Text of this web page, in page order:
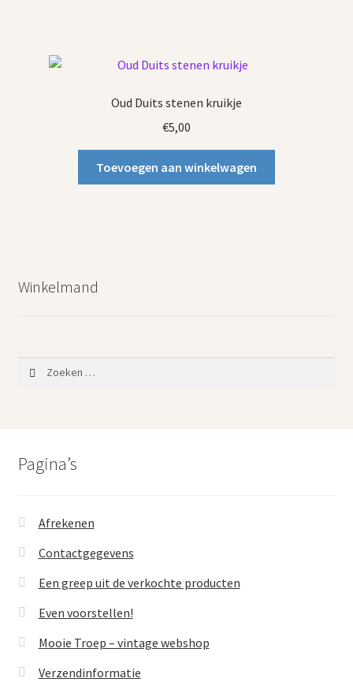
Oud Duits stenen kruikje
€5,00
Toevoegen aan winkelwagen
Winkelmand
Pagina’s
Afrekenen
Contactgegevens
Een greep uit de verkochte producten
Even voorstellen!
Mooie Troep – vintage webshop
Verzendinformatie